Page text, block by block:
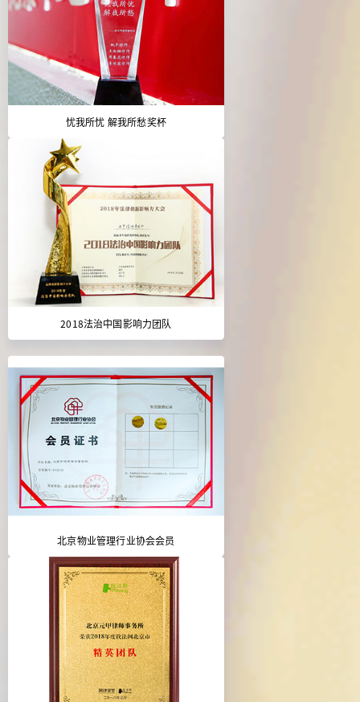
忧我所忧 解我所愁奖杯
2018法治中国影响力团队
北京物业管理行业协会会员